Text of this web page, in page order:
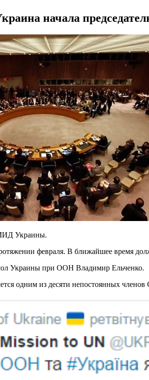
начала
Украины.
февраля. В ближайшее время
Украины при ООН Владимир Ельченко.
одним из десяти непостоянных